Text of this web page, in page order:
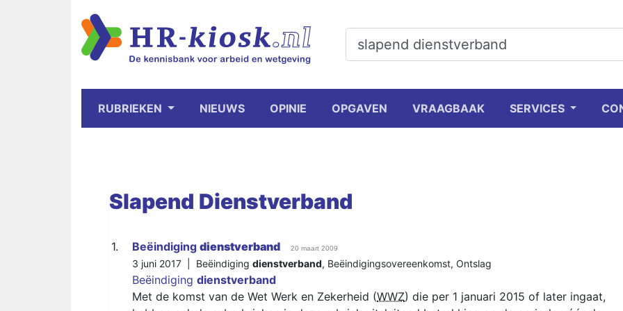
RUBRIEKEN NIEUWS OPINIE OPGAVEN VRAAGBAAK SERVICES
Slapend Dienstverband
1. Beëindiging dienstverband 20 maart 2009
3 juni 2017 | Beëindiging dienstverband, Beëindigingsovereenkomst, Ontslag
Beëindiging dienstverband
Met de komst van de Wet Werk en Zekerheid (WWZ) die per 1 januari 2015 of later ingaat,